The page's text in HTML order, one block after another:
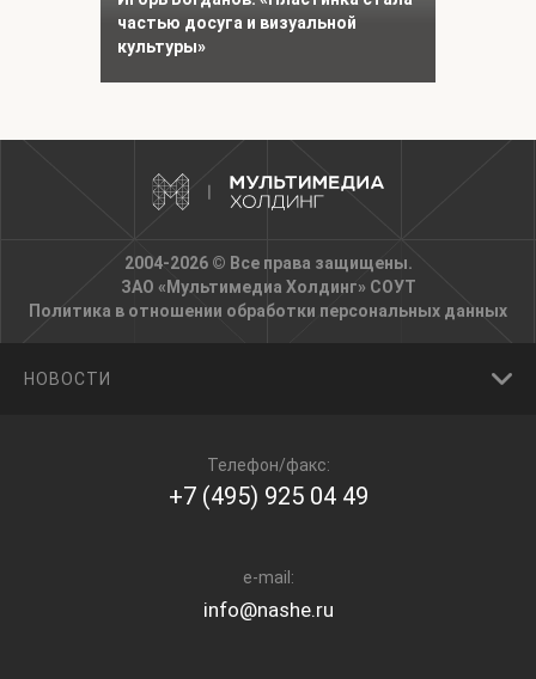
частью досуга и визуальной
культуры»
2004-2026 © Все права защищены.
ЗАО «Мультимедиа Холдинг» СОУТ
Политика в отношении обработки персональных данных
НОВОСТИ
Телефон/факс:
+7 (495) 925 04 49
e-mail:
info@nashe.ru